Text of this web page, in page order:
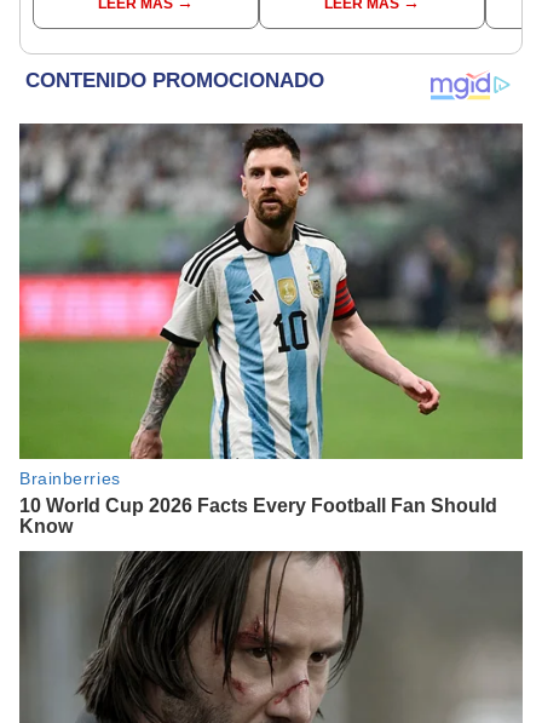
de ChileLEER MÁS
habita en casi todo el
planeta, excepto en la
LEER MÁS
asno
vida